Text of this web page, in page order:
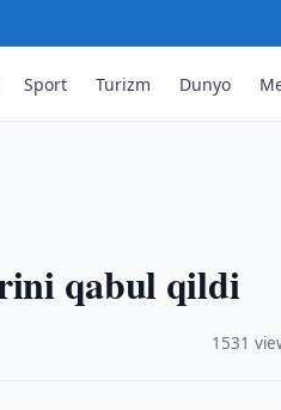
Sport Turizm Dunyo
qabul qildi
1531